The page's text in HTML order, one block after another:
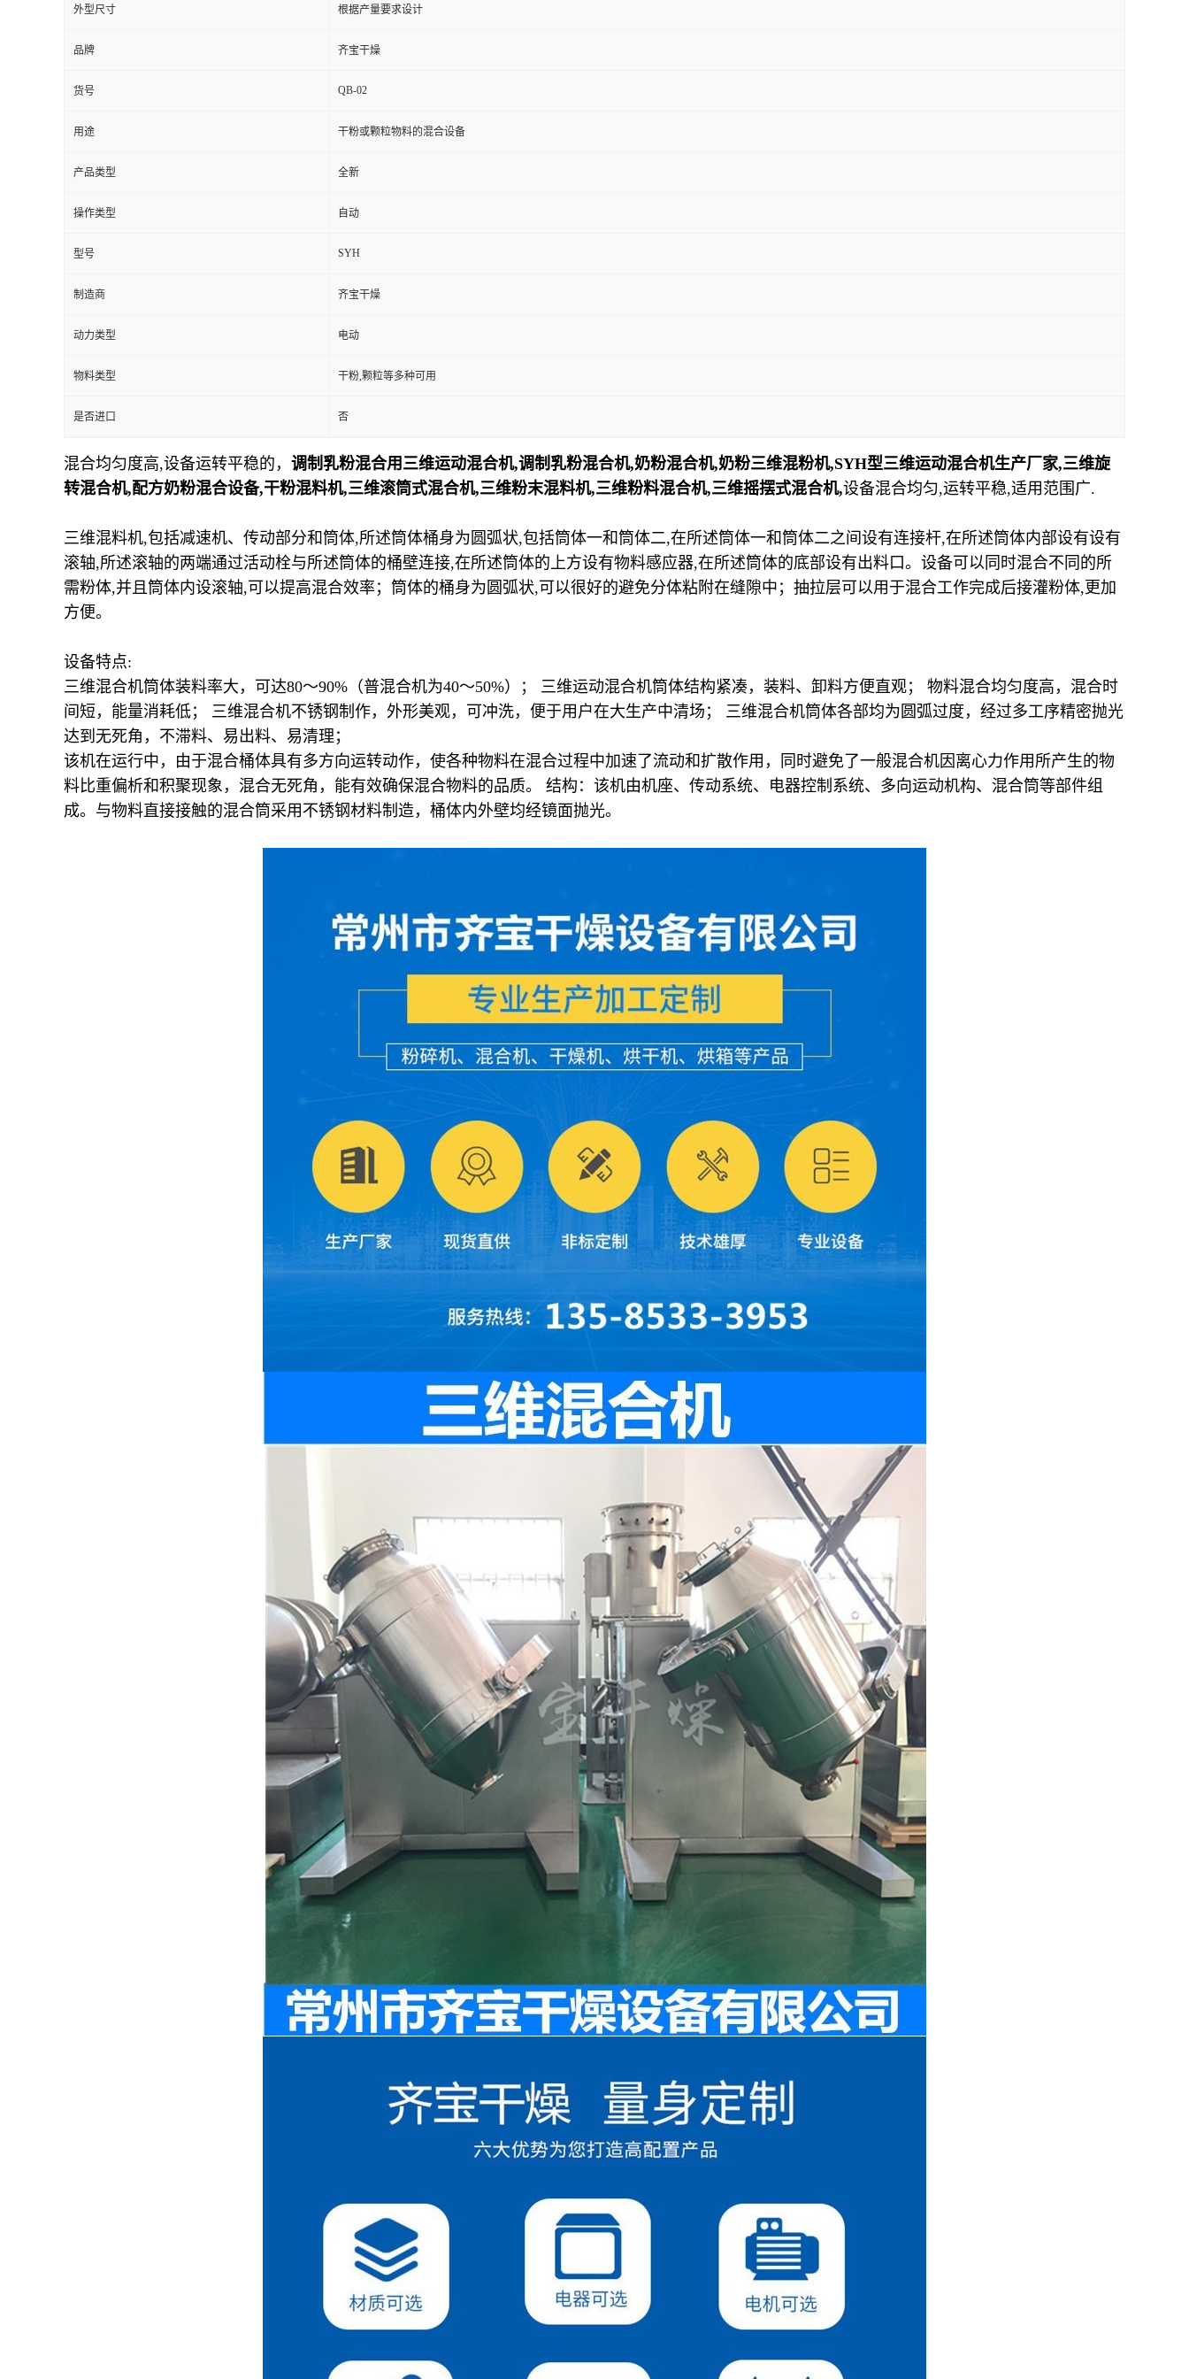
外型尺寸 根据产量要求设计
品牌 齐宝干燥
货号 QB-02
用途 干粉或颗粒物料的混合设备
产品类型 全新
操作类型 自动
型号 SYH
制造商 齐宝干燥
动力类型 电动
物料类型 干粉,颗粒等多种可用
是否进口 否
混合均匀度高,设备运转平稳的， 调制乳粉混合用三维运动混合机,调制乳粉混合机,奶粉混合机,奶粉三维混粉机,SYH型三维运动混合机生产厂家,三维旋
转混合机,配方奶粉混合设备,干粉混料机,三维滚筒式混合机,三维粉末混料机,三维粉料混合机,三维摇摆式混合机,设备混合均匀,运转平稳,适用范围广.
三维混料机,包括减速机、传动部分和筒体,所述筒体桶身为圆弧状,包括筒体一和筒体二,在所述筒体一和筒体二之间设有连接杆,在所述筒体内部设有设有
滚轴,所述滚轴的两端通过活动栓与所述筒体的桶壁连接,在所述筒体的上方设有物料感应器,在所述筒体的底部设有出料口。设备可以同时混合不同的所
需粉体,并且筒体内设滚轴,可以提高混合效率；筒体的桶身为圆弧状,可以很好的避免分体粘附在缝隙中；抽拉层可以用于混合工作完成后接灌粉体,更加
方便。
设备特点:
三维混合机筒体装料率大，可达80～90% （普混合机为40～50%）； 三维运动混合机筒体结构紧凑，装料、卸料方便直观； 物料混合均匀度高，混合时
间短，能量消耗低； 三维混合机不锈钢制作，外形美观，可冲洗，便于用户在大生产中清场； 三维混合机筒体各部均为圆弧过度，经过多工序精密抛光
达到无死角，不滞料、易出料、易清理；
该机在运行中，由于混合桶体具有多方向运转动作，使各种物料在混合过程中加速了流动和扩散作用，同时避免了一般混合机因离心力作用所产生的物
料比重偏析和积聚现象，混合无死角，能有效确保混合物料的品质。
结构：该机由机座、传动系统、电器控制系统、多向运动机构、混合筒等部件组
成。与物料直接接触的混合筒采用不锈钢材料制造，桶体内外壁均经镜面抛光。